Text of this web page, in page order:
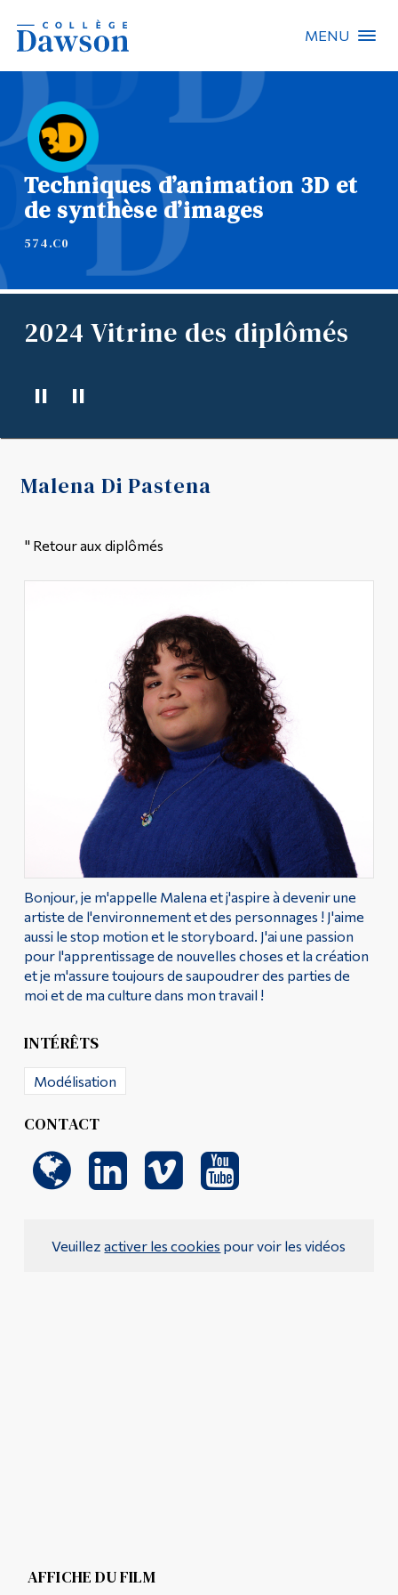
MENU
Techniques d’animation 3D et
de synthèse d’images
574.C0
2024 Vitrine des diplômés
" "
Malena Di Pastena
" Retour aux diplômés
Bonjour, je m'appelle Malena et j'aspire à devenir une
artiste de l'environnement et des personnages ! J'aime
aussi le stop motion et le storyboard. J'ai une passion
pour l'apprentissage de nouvelles choses et la création
et je m'assure toujours de saupoudrer des parties de
moi et de ma culture dans mon travail !
INTÉRÊTS
Modélisation
CONTACT
Veuillezactiver les cookies pour voir les vidéos
AFFICHE DU FILM
Recherche sur le site
Recherche de personnes
EN
À propos de Dawson
Omnivox
Liens rapides
La vie à Dawson
Qui vous êtes
Futurs étudiants
Étudiants actuels
Corps enseignant et
personnel administratif
Diplômé·es et visiteur·euses